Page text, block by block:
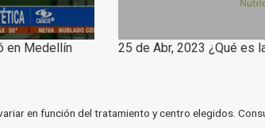
en Medellín
25 de Abr, 2023 ¿Qué es
en función del tratamiento y centro elegidos.